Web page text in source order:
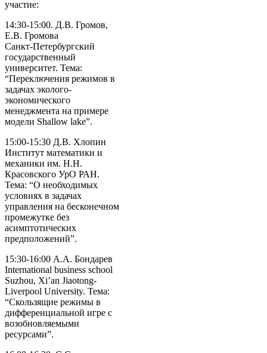
участие:
14:30-15:00. Д.В. Громов,
Е.В. Громова
Санкт-Петербургский
государственный
университет. Тема:
“Переключения режимов в
задачах эколого-
экономического
менеджмента на примере
модели Shallow lake”.
15:00-15:30 Д.В. Хлопин
Институт математики и
механики им. Н.Н.
Красовского УрО РАН.
Тема: “О необходимых
условиях в задачах
управления на бесконечном
промежутке без
асимптотических
предположений”.
15:30-16:00 А.А. Бондарев
International business school
Suzhou, Xi’an Jiaotong-
Liverpool University. Тема:
“Скользящие режимы в
дифференциальной игре с
возобновляемыми
ресурсами”.